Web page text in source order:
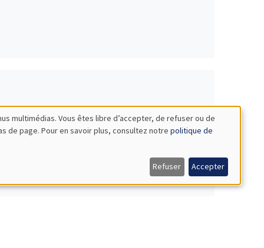
multimédias. Vous êtes libre d’accepter, de refuser ou de
de page. Pour en savoir plus, consultez notre politique de
Refuser Accepter